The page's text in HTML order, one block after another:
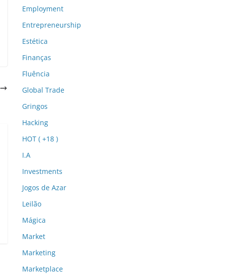
Employment
Entrepreneurship
Estética
Finanças
Fluência
Global Trade
Gringos
Hacking
HOT ( +18 )
I.A
Investments
Jogos de Azar
Leilão
Mágica
Market
Marketing
Marketplace